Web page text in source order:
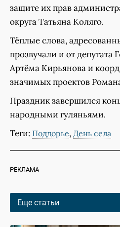
защите их прав
округа Татьяна Коляго.
Тёплые слова,
прозвучали и от
Артёма Кирьянова и
значимых проектов
Праздник завершился
народными гуляньями.
Теги: Поддорье, День села
РЕКЛАМА
Еще статьи